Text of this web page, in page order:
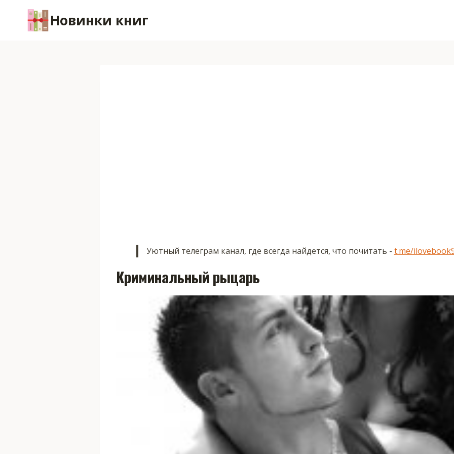
содержимому
Новинки книг
Уютный телеграм канал, где всегда найдется, что почитать - t.me/
Криминальный рыцарь